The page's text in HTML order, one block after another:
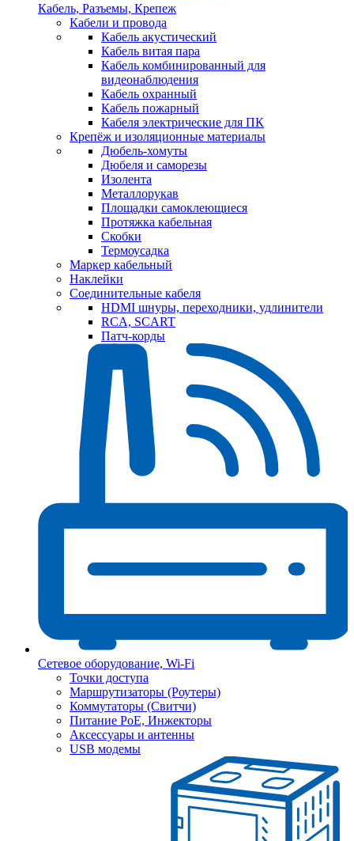
Кабель, Разъемы, Крепеж
Кабели и провода
Кабель акустический
Кабель витая пара
Кабель комбинированный для
видеонаблюдения
Кабель охранный
Кабель пожарный
Кабеля электрические для ПК
Крепёж и изоляционные материалы
Дюбель-хомуты
Дюбеля и саморезы
Изолента
Металлорукав
Площадки самоклеющиеся
Протяжка кабельная
Скобки
Термоусадка
Маркер кабельный
Наклейки
Соединительные кабеля
HDMI шнуры, переходники, удлинители
RCA, SCART
Патч-корды
Сетевое оборудование, Wi-Fi
Точки доступа
Маршрутизаторы (Роутеры)
Коммутаторы (Свитчи)
Питание PoE, Инжекторы
Аксессуары и антенны
USB модемы